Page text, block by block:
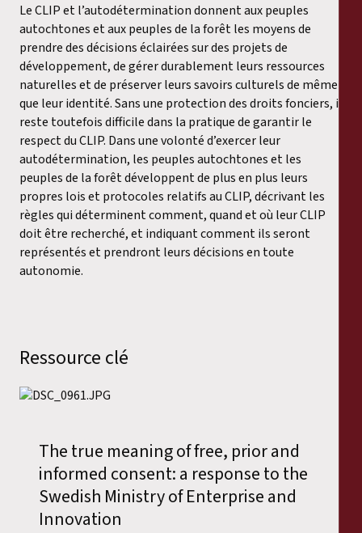
Le CLIP et l’autodétermination donnent aux peuples
autochtones et aux peuples de la forêt les moyens de
prendre des décisions éclairées sur des projets de
développement, de gérer durablement leurs ressources
naturelles et de préserver leurs savoirs culturels de même
que leur identité. Sans une protection des droits fonciers, il
reste toutefois difficile dans la pratique de garantir le
respect du CLIP. Dans une volonté d’exercer leur
autodétermination, les peuples autochtones et les
peuples de la forêt développent de plus en plus leurs
propres lois et protocoles relatifs au CLIP, décrivant les
règles qui déterminent comment, quand et où leur CLIP
doit être recherché, et indiquant comment ils seront
représentés et prendront leurs décisions en toute
autonomie.
Ressource clé
The true meaning of free, prior and
informed consent: a response to the
Swedish Ministry of Enterprise and
Innovation